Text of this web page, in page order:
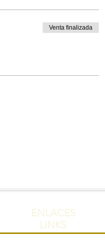
Venta finalizada
ENLACES
LINKS